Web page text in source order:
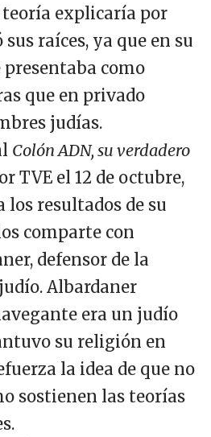
teoría explicaría por
raíces, ya que en su
presentaba como
que en privado
judías.
Colón ADN, su verdadero
TVE el 12 de octubre,
los resultados de su
comparte con
defensor de la
Albardaner
era un judío
su religión en
la idea de que no
sostienen las teorías